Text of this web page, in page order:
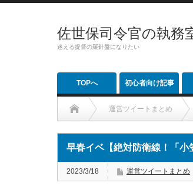
佐世保司令官の執務
迷える提督の羅針盤になりたい
TOPへ 初心者向け記事
運営ツイートまとめ
早春イベ【絶対防衛線！「
2023/3/18 運営ツイートまとめ